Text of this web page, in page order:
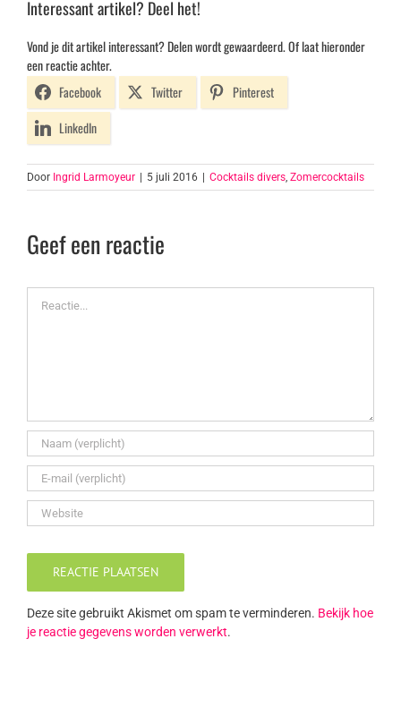
Interessant artikel? Deel het!
Vond je dit artikel interessant? Delen wordt gewaardeerd. Of laat hieronder
een reactie achter.
Facebook
Twitter
Pinterest
LinkedIn
Door Ingrid Larmoyeur 5 juli 2016 Cocktails divers, Zomercocktails
Geef een reactie
Deze site gebruikt Akismet om spam te verminderen. Bekijk hoe
je reactie gegevens worden verwerkt.